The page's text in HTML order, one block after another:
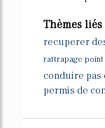
Thèmes liés
recuperer
rattrapage
conduire pas
permis de